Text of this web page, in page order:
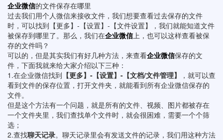
企业微信的文件保存在哪里
过去我们用个人微信来接收文件，我们想要查看过去保存的文件
时，可以找到【更多】-【设置】-【文件设置】，我们就能知道文件
被保存到哪里了。那么，我们在企业微信上，也可以这样查看被保
存的文件吗？
可以的，但是其实我们有好几种方法，来查看企业微信保存的文
件，下面我就来给大家介绍以下三种：
1.在企业微信找到 【更多】-【设置】-【文档/文件管理】
，就可以查
看到文件的保存位置，打开文件夹，就能看到所有企业微信保存的
文件。
但是这个方法有一个问题，就是所有的文件、视频、图片都被存在
一个文件夹里，我们查找单个文件时，就会很困难，需要一个个筛
选；
2.查找聊天记录。聊天记录里会有发送文件的记录，我们用这种方法